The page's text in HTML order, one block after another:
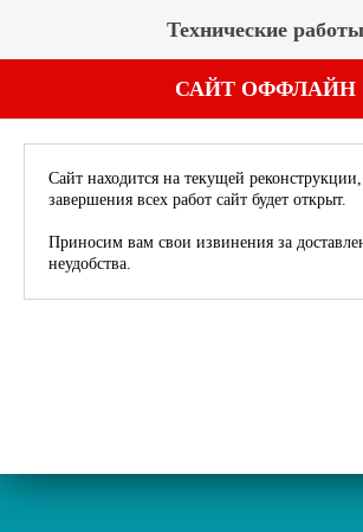
Технические работы
САЙТ ОФФЛАЙН
Сайт находится на текущей
завершения всех работ сайт будет открыт.
Приносим вам свои извинения за
неудобства.